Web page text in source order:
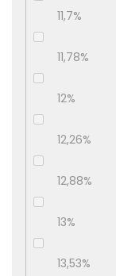
11,7%
11,78%
12%
12,26%
12,88%
13%
13,53%